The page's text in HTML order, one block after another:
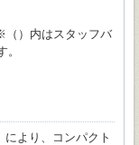
）内はスタッフバ
。
より、コンパクト